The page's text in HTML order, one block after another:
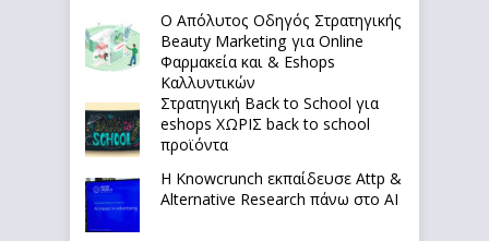
Ο Απόλυτoς Οδηγός Στρατηγικής
Beauty Marketing για Online
Φαρμακεία και & Eshops
Καλλυντικών
Στρατηγική Back to School για
eshops ΧΩΡΙΣ back to school
προϊόντα
Η Knowcrunch εκπαίδευσε Attp &
Alternative Research πάνω στο ΑΙ